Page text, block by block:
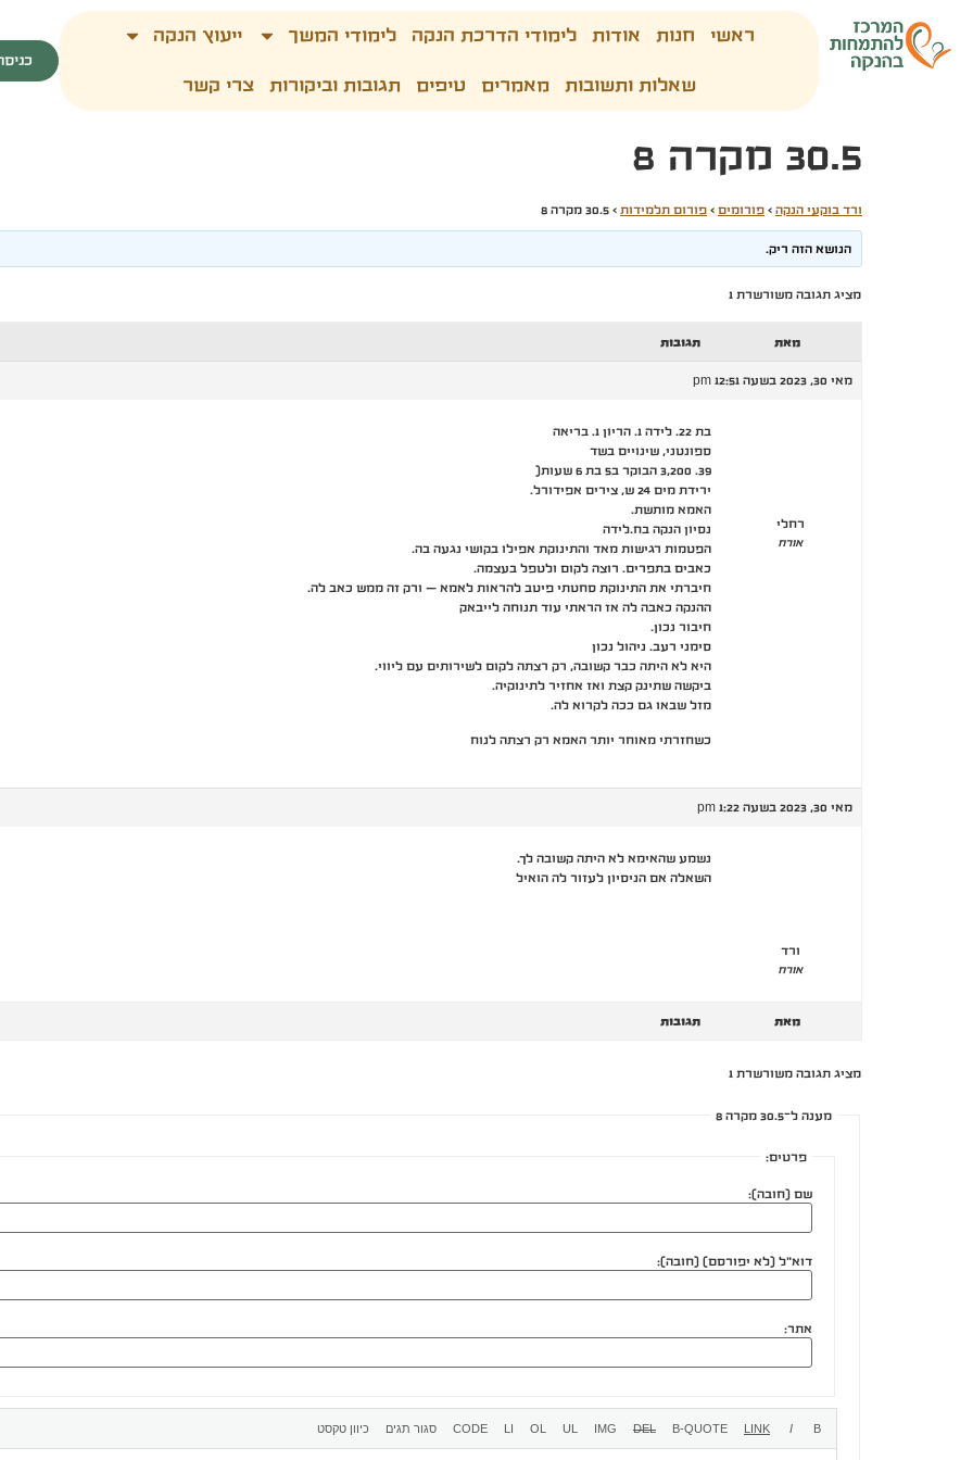
ראשי חנות אודות לימודי הדרכת הנקה לימודי המשך ייעוץ הנקה
שאלות ותשובות מאמרים טיפים תגובות וביקורות צרי קשר
30.5 מקרה 8
ורד בוקעי הנקה › פורומים › פורום תלמידות › 30.5 מקרה 8
הנושא הזה ריק.
מציג תגובה משורשרת 1
מאת תגובות
מאי 30, 2023 בשעה 12:51 pm
רחלי
אורח
בת 22. לידה 1. הריון 1. בריאה
ספונטני, שינויים בשד
39. 3,200 הבוקר ב5 בת 6 שעות(
ירידת מים 24 ש, צירים אפידורל.
האמא מותשת.
נסיון הנקה בח.לידה
הפטמות רגישות מאד והתינוקת אפילו בקושי נגעה בה.
כאבים בתפרים. רוצה לקום ולטפל בעצמה.
חיברתי את התינוקת סחטתי פיטב להראות לאמא – ורק זה ממש כאב לה.
ההנקה כאבה לה אז הראתי עוד תנוחה לייבאק
חיבור נכון.
סימני רעב. ניהול נכון
היא לא היתה כבר קשובה, רק רצתה לקום לשירותים עם ליווי.
ביקשה שתינק קצת ואז אחזיר לתינוקיה.
מזל שבאו גם ככה לקרוא לה.
כשחזרתי מאוחר יותר האמא רק רצתה לנוח
מאי 30, 2023 בשעה 1:22 pm
ורד
אורח
נשמע שהאימא לא היתה קשובה לך.
השאלה אם הניסיון לעזור לה הואיל
מאת תגובות
מציג תגובה משורשרת 1
מענה ל־30.5 מקרה 8
פרטים:
שם (חובה):
דוא"ל (לא יפורסם) (חובה):
אתר: